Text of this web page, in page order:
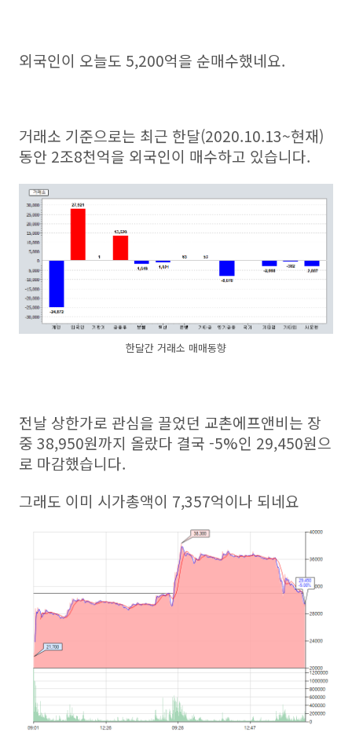
외국인이 오늘도 5,200억을 순매수했네요.
거래소 기준으로는 최근 한달(2020.10.13~현재)
동안 2조8천억을 외국인이 매수하고 있습니다.
한달간 거래소 매매동향
전날 상한가로 관심을 끌었던 교촌에프앤비는 장
중 38,950원까지 올랐다 결국 -5%인 29,450원으
로 마감했습니다.
그래도 이미 시가총액이 7,357억이나 되네요